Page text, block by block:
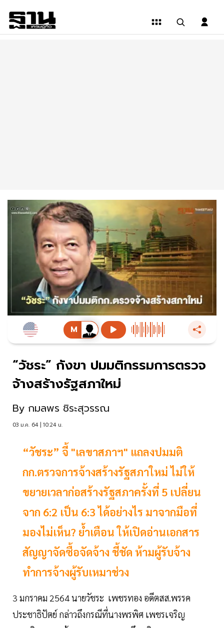
“วัชระ” กังขา ปมมติกรรมการตรวจ
จ้างสร้างรัฐสภาใหม่
By กมลพร ชิระสุวรรณ
03 ม.ค. 64 | 10:24 น.
“วัชระ” จี้ "เลขาสภาฯ" แถลงปมมติ
กก.ตรวจการจ้างสร้างรัฐสภาใหม่ ไม่ให้
ขยายเวลาก่อสร้างรัฐสภาครั้งที่ 5 เปลี่ยน
จาก 6:2 เป็น 6:3 ได้อย่างไร มาจากมือที่
มองไม่เห็น? ย้ำเตือน ให้เปิดอ่านเอกสาร
สัญญาจัดซื้อจัดจ้าง ชี้ชัด ห้ามผู้รับจ้าง
ทำการจ้างผู้รับเหมาช่วง
3 มกราคม 2564 นายวัชระ เพชรทอง อดีตสส.พรรค
ประชาธิปัตย์ กล่าวถึงกรณีที่นางพรพิศ เพชรเจริญ